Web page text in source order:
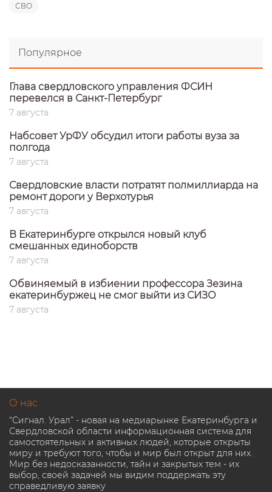
СВО
Популярное
Глава свердловского управления ФСИН
перевелся в Санкт-Петербург
7 августа
Набсовет УрФУ обсудил итоги работы вуза за
полгода
7 августа
Свердловские власти потратят полмиллиарда на
ремонт дороги у Верхотурья
7 августа
В Екатеринбурге открылся новый клуб
смешанных единоборств
7 августа
Обвиняемый в избиении профессора Зезина
екатеринбуржец не смог выйти из СИЗО
7 августа
О нас
“Сигнал. Урал” - новая на медиарынке Екатеринбурга и
Свердловской области информационная система для
самостоятельных и активных людей, которые открыты
миру и требуют того, чтобы и мир был открыт для них.
Мир без недосказанности, тайн и закрытых тем - их
выбор, своей задачей мы видим поддержать эту
справедливую заявку